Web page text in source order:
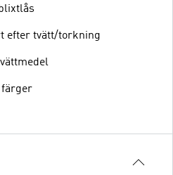
efter tvätt/torkning
färger